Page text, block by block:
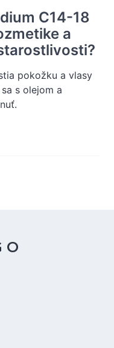
C14-18
a
pokožku a vlasy
s olejom a
O